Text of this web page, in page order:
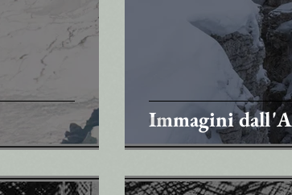
Immagini